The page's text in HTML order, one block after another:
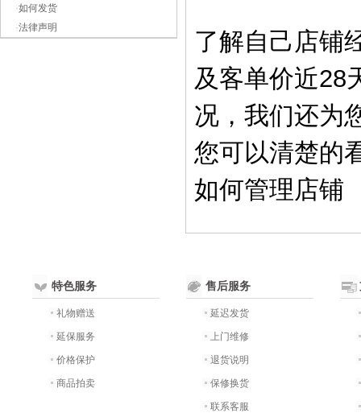
·如何发货
·法律声明
了解自己店铺
及客单价近28
况，我们还为
您可以清楚的
如何管理店铺
特色服务
礼物赠送
延保服务
价格保护
商品拍卖
售后服务
延迟发货
上门维修
退货说明
保修换货
联系客服